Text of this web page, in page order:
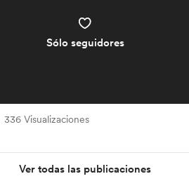
Sólo seguidores
336 Visualizaciones
Ver todas las publicaciones